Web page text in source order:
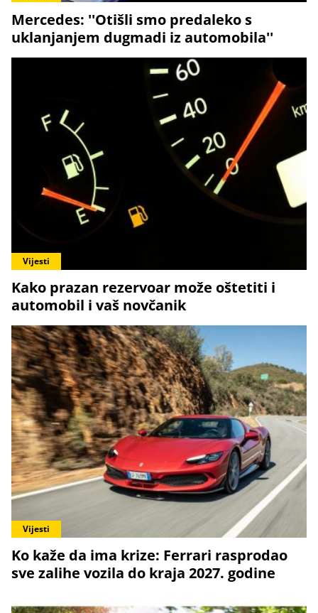
Mercedes: ''Otišli smo predaleko s
uklanjanjem dugmadi iz automobila''
Vijesti
Kako prazan rezervoar može oštetiti i
automobil i vaš novčanik
Vijesti
Ko kaže da ima krize: Ferrari rasprodao
sve zalihe vozila do kraja 2027. godine